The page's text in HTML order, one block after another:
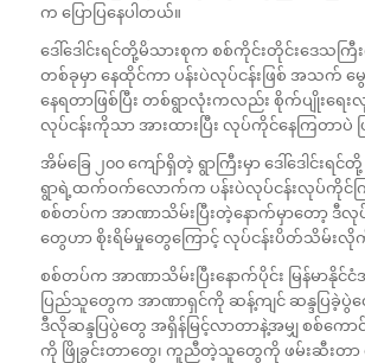
က ပြောပြနေပါတယ်။
ဒေါ်ဒေါင်းရင်တို့မိသားစုက စစ်ကိုင်းတိုင်းဒေသကြီ
တစ်ခုမှာ နေထိုင်ကာ ပန်းပဲလုပ်ငန်းဖြစ် အသက် မွေး
နေရတာဖြစ်ပြီး တစ်ရွာလုံးကလည်း စိုက်ပျိုးရေး
လုပ်ငန်းကိုသာ အားထားပြီး လုပ်ကိုင်နေကြတာပဲ
အိမ်ခြေ ၂၀၀ ကျော်ရှိတဲ့ ရွာကြီးမှာ ဒေါ်ဒေါင်းရ
ရွာရဲ့ထက်ဝက်လောက်က ပန်းပဲလုပ်ငန်းလုပ်ကိုင်ကြ
စစ်တပ်က အာဏာသိမ်းပြီးတဲ့နောက်မှာတော့ ဒီ
တွေဟာ စိုးရိမ်မှုတွေကြောင့် လုပ်ငန်းပိတ်သိမ်းလို
စစ်တပ်က အာဏာသိမ်းပြီးနောက်ပိုင်း မြန်မာနိုင်
ပြည်သူတွေက အာဏာရှင်ကို ဆန့်ကျင် ဆန္ဒပြခဲ့ပွဲတွေ
ဒီလိုဆန္ဒပြပွဲတွေ အရှိန်မြင့်လာတာနဲ့အမျှ စစ်ကော
ကို ဖြိုခွင်းတာတွေ၊ ကူညီတဲ့သူတွေကို ဖမ်းဆီးတ